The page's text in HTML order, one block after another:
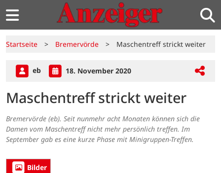
Startseite > Bremervörde > Maschentreff strickt weiter
eb 18. November 2020
Maschentreff strickt weiter
Bremervörde (eb). Seit nunmehr acht Monaten können sich die
Damen vom Maschentreff nicht mehr persönlich treffen. Im
September gab es eine kurze Phase mit Minigruppen-Treffen.
Bilder